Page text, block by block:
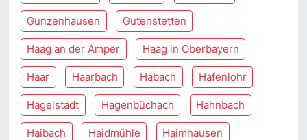
Gunzenhausen Gutenstetten
Haag an der Amper Haag in Oberbayern
Haar Haarbach Habach Hafenlohr
Hagelstadt Hagenbüchach Hahnbach
Haibach Haidmühle Haimhausen